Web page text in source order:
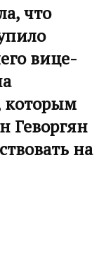
что
вице-
которым
Геворгян
на